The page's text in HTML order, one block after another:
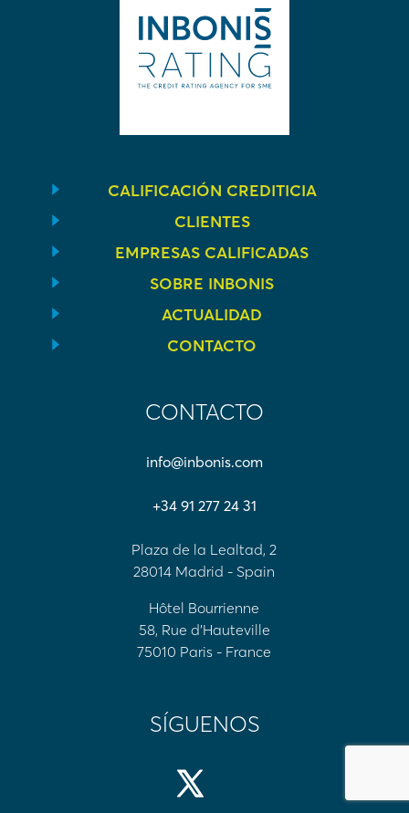
CALIFICACIÓN CREDITICIA
CLIENTES
EMPRESAS CALIFICADAS
SOBRE INBONIS
ACTUALIDAD
CONTACTO
CONTACTO
info@inbonis.com
+34 91 277 24 31
Plaza de la Lealtad, 2
28014 Madrid - Spain
Hôtel Bourrienne
58, Rue d'Hauteville
75010 Paris - France
SÍGUENOS